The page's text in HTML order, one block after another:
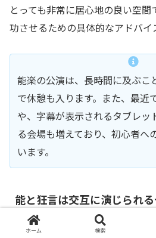
とっても非常に居心地の良い空
功させるための具体的なアドバイ
能楽の公演は、長時間に及ぶこ
で休憩も入ります。また、最近
や、字幕が表示されるタブレッ
る会場も増えており、初心者へ
います。
能と狂言は交互に演じられ
最も知っておいていただきたいの
ホーム 検索